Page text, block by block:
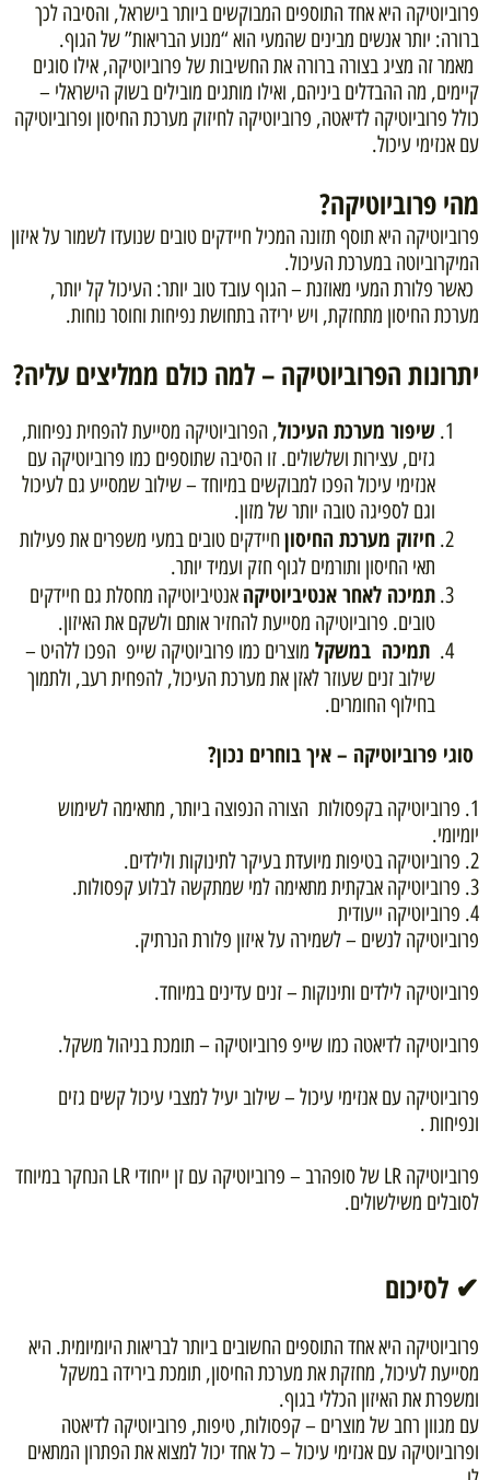
פרוביוטיקה היא אחד התוספים המבוקשים ביותר בישראל, והסיבה לכך
ברורה: יותר אנשים מבינים שהמעי הוא “מנוע הבריאות” של הגוף.
מאמר זה מציג בצורה ברורה את החשיבות של פרוביוטיקה, אילו סוגים
קיימים, מה ההבדלים ביניהם, ואילו מותגים מובילים בשוק הישראלי –
כולל פרוביוטיקה לדיאטה, פרוביוטיקה לחיזוק מערכת החיסון ופרוביוטיקה
עם אנזימי עיכול.
מהי פרוביוטיקה?
פרוביוטיקה היא תוסף תזונה המכיל חיידקים טובים שנועדו לשמור על איזון
המיקרוביוטה במערכת העיכול.
כאשר פלורת המעי מאוזנת – הגוף עובד טוב יותר: העיכול קל יותר,
מערכת החיסון מתחזקת, ויש ירידה בתחושת נפיחות וחוסר נוחות.
יתרונות הפרוביוטיקה – למה כולם ממליצים עליה?
שיפור מערכת העיכול, הפרוביוטיקה מסייעת להפחית נפיחות,
גזים, עצירות ושלשולים. זו הסיבה שתוספים כמו פרוביוטיקה עם
אנזימי עיכול הפכו למבוקשים במיוחד – שילוב שמסייע גם לעיכול
וגם לספיגה טובה יותר של מזון.
חיזוק מערכת החיסון חיידקים טובים במעי משפרים את פעילות
תאי החיסון ותורמים לגוף חזק ועמיד יותר.
תמיכה לאחר אנטיביוטיקה אנטיביוטיקה מחסלת גם חיידקים
טובים. פרוביוטיקה מסייעת להחזיר אותם ולשקם את האיזון.
תמיכה במשקל מוצרים כמו פרוביוטיקה שייפ הפכו ללהיט –
שילוב זנים שעוזר לאזן את מערכת העיכול, להפחית רעב, ולתמוך
בחילוף החומרים.
סוגי פרוביוטיקה – איך בוחרים נכון?
1. פרוביוטיקה בקפסולות הצורה הנפוצה ביותר, מתאימה לשימוש
יומיומי.
2. פרוביוטיקה בטיפות מיועדת בעיקר לתינוקות ולילדים.
3. פרוביוטיקה אבקתית מתאימה למי שמתקשה לבלוע קפסולות.
4. פרוביוטיקה ייעודית
פרוביוטיקה לנשים – לשמירה על איזון פלורת הנרתיק.
פרוביוטיקה לילדים ותינוקות – זנים עדינים במיוחד.
פרוביוטיקה לדיאטה כמו שייפ פרוביוטיקה – תומכת בניהול משקל.
פרוביוטיקה עם אנזימי עיכול – שילוב יעיל למצבי עיכול קשים גזים
ונפיחות .
פרוביוטיקה LR של סופהרב – פרוביוטיקה עם זן ייחודי LR הנחקר במיוחד
לסובלים משילשולים.
✔ לסיכום
פרוביוטיקה היא אחד התוספים החשובים ביותר לבריאות היומיומית. היא
מסייעת לעיכול, מחזקת את מערכת החיסון, תומכת בירידה במשקל
ומשפרת את האיזון הכללי בגוף.
עם מגוון רחב של מוצרים – קפסולות, טיפות, פרוביוטיקה לדיאטה
ופרוביוטיקה עם אנזימי עיכול – כל אחד יכול למצוא את הפתרון המתאים